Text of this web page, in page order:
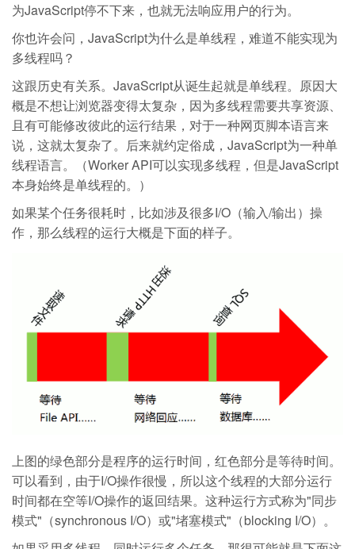
为JavaScript停不下来，也就无法响应用户的行为。
你也许会问，JavaScript为什么是单线程，难道不能实现为
多线程吗？
这跟历史有关系。JavaScript从诞生起就是单线程。原因大
概是不想让浏览器变得太复杂，因为多线程需要共享资源、
且有可能修改彼此的运行结果，对于一种网页脚本语言来
说，这就太复杂了。后来就约定俗成，JavaScript为一种单
线程语言。（Worker API可以实现多线程，但是JavaScript
本身始终是单线程的。）
如果某个任务很耗时，比如涉及很多I/O（输入/输出）操
作，那么线程的运行大概是下面的样子。
上图的绿色部分是程序的运行时间，红色部分是等待时间。
可以看到，由于I/O操作很慢，所以这个线程的大部分运行
时间都在空等I/O操作的返回结果。这种运行方式称为"同步
模式"（synchronous I/O）或"堵塞模式"（blocking I/O）。